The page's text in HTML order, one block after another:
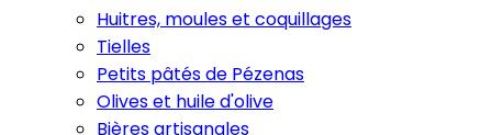
Huitres, moules et coquillages
Tielles
Petits pâtés de Pézenas
Olives et huile d'olive
Bières artisanales